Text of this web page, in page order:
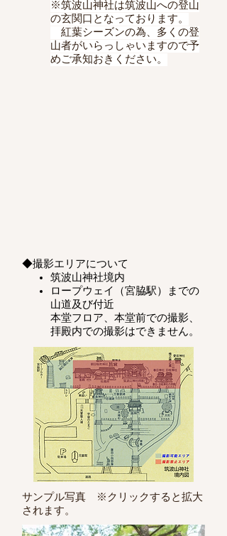
※筑波山神社は筑波山への登山
の玄関口となっております。
​ 紅葉シーズンの為、多くの登
山者がいらっしゃいますので予
めご承知おきください。
◆撮影エリアについて
筑波山神社境内
​ロープウェイ（宮脇駅）
までの
山道及び付近
本堂フロア、本堂前での撮影、
拝殿内での撮影はできません。
サンプル写真 ※クリックすると拡大
されます。